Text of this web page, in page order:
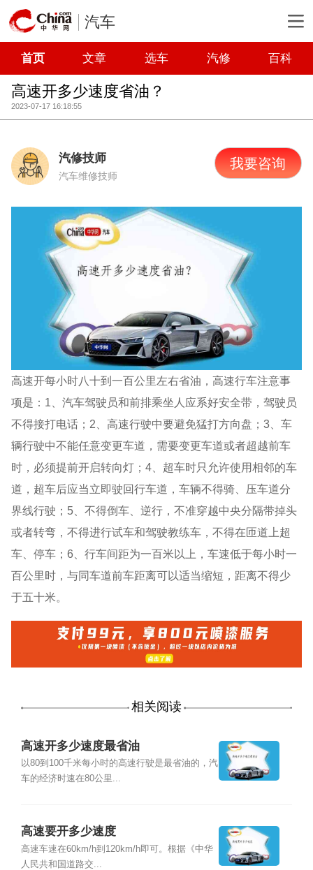
汽车
首页 文章 选车 汽修 百科
高速开多少速度省油？
2023-07-17 16:18:55
汽修技师
汽车维修技师
我要咨询
高速开每小时八十到一百公里左右省油，高速行车注意事
项是：1、汽车驾驶员和前排乘坐人应系好安全带，驾驶员
不得接打电话；2、高速行驶中要避免猛打方向盘；3、车
辆行驶中不能任意变更车道，需要变更车道或者超越前车
时，必须提前开启转向灯；4、超车时只允许使用相邻的车
道，超车后应当立即驶回行车道，车辆不得骑、压车道分
界线行驶；5、不得倒车、逆行，不准穿越中央分隔带掉头
或者转弯，不得进行试车和驾驶教练车，不得在匝道上超
车、停车；6、行车间距为一百米以上，车速低于每小时一
百公里时，与同车道前车距离可以适当缩短，距离不得少
于五十米。
相关阅读
高速开多少速度最省油
以80到100千米每小时的高速行驶是最省油的，汽
车的经济时速在80公里...
高速要开多少速度
高速车速在60km/h到120km/h即可。根据《中华
人民共和国道路交...